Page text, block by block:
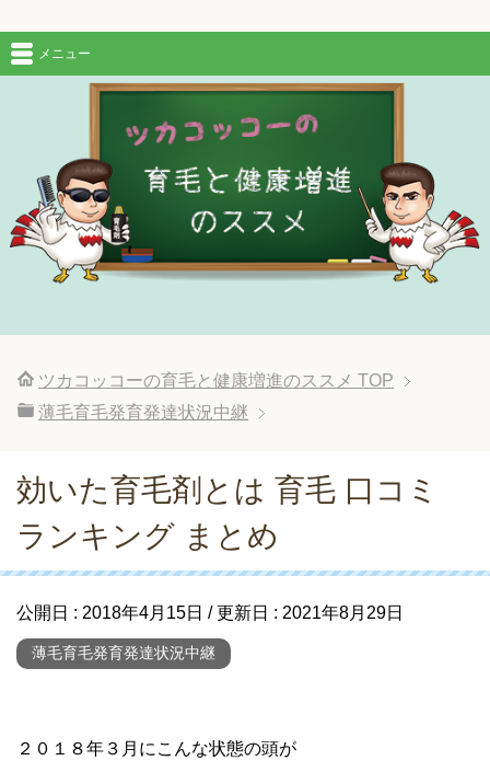
メニュー
ツカコッコーの育毛と健康増進のススメ TOP
薄毛育毛発育発達状況中継
効いた育毛剤とは 育毛 口コミ
ランキング まとめ
公開日 : 2018年4月15日 / 更新日 : 2021年8月29日
薄毛育毛発育発達状況中継
２０１８年３月にこんな状態の頭が